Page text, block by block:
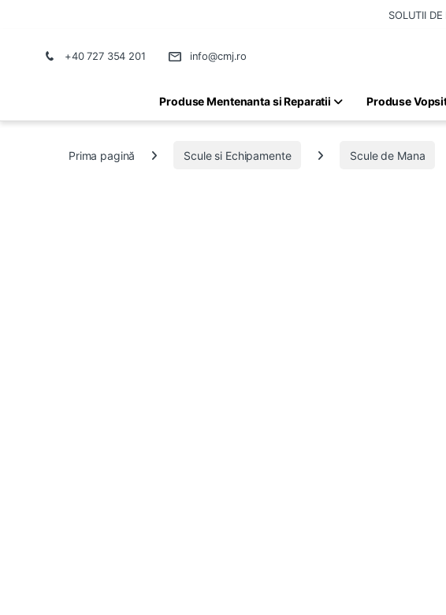
SOLUTII DE
+40 727 354 201 info@cmj.ro
Produse Mentenanta si Reparatii Produse
Prima pagină Scule si Echipamente Scule de Mana